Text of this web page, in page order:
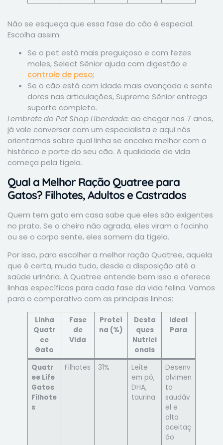
Não se esqueça que essa fase do cão é especial.
Escolha assim:
Se o pet está mais preguiçoso e com fezes
moles, Select Sênior ajuda com digestão e
controle de peso;
Se o cão está com idade mais avançada e sente
dores nas articulações, Supreme Sênior entrega
suporte completo.
Lembrete do Pet Shop Liberdade: ao chegar nos 7 anos,
já vale conversar com um especialista e aqui nós
orientamos sobre qual linha se encaixa melhor com o
histórico e porte do seu cão. A qualidade de vida
começa pela tigela.
Qual a Melhor Ração Quatree para
Gatos? Filhotes, Adultos e Castrados
Quem tem gato em casa sabe que eles são exigentes
no prato. Se o cheiro não agrada, eles viram o focinho
ou se o corpo sente, eles somem da tigela.
Por isso, para escolher a melhor ração Quatree, aquela
que é certa, muda tudo, desde a disposição até a
saúde urinária. A Quatree entende bem isso e oferece
linhas específicas para cada fase da vida felina. Vamos
para o comparativo com as principais linhas:
Linha
Quatr
ee
Gato
Fase
de
Vida
Proteí
na (%)
Desta
ques
Nutrici
onais
Ideal
Para
Quatr
ee Life
Gatos
Filhote
s
Filhotes 31%
Leite
em pó,
DHA,
taurina
Desenv
olvimen
to
saudáv
el e
alta
aceitaç
ão